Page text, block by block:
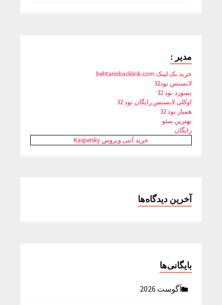
مدیر :
خرید بک لینک behtarinbacklink.com
لایسنس نود32
پسورد نود 32
اوکلی لایسنس رایگان نود 32
همیار نود 32
بهترین سئو
رایگان
خرید آنتی ویروس Kaspersky
آخرین دیدگاه‌ها
بایگانی‌ها
آگوست 2026